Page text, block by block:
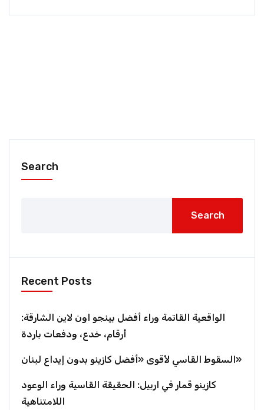
Search
Search
Recent Posts
الواقعية القاتمة وراء أفضل بينجو اون لاين الشارقة:
أرقام، خدع، ودفعات باردة
السقوط القاسي لأقوى «أفضل كازينو بدون إيداع لبنان»
كازينو قمار في اربيل: الحقيقة القاسية وراء الوعود
اللامتناهية